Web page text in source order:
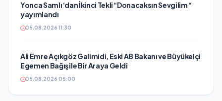
Yonca Samlı ‘dan İkinci Tekli “Donacaksın Sevgilim “
yayımlandı
05.08.2026 11:30
Ali Emre Açıkgöz Galimidi, Eski AB Bakanı ve Büyükelçi
Egemen Bağış ile Bir Araya Geldi
05.08.2026 05:00